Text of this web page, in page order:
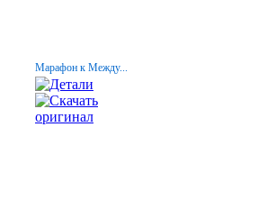
Марафон к Между...